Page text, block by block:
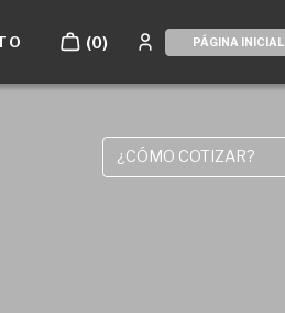
(0) PÁGINA INICIAL
¿CÓMO COTIZAR?